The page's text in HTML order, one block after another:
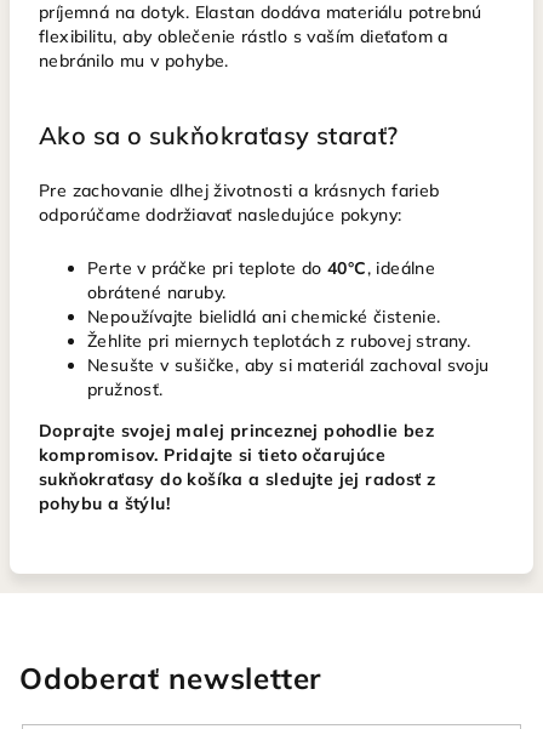
príjemná na dotyk. Elastan dodáva materiálu potrebnú
flexibilitu, aby oblečenie rástlo s vaším dieťaťom a
nebránilo mu v pohybe.
Ako sa o sukňokraťasy starať?
Pre zachovanie dlhej životnosti a krásnych farieb
odporúčame dodržiavať nasledujúce pokyny:
Perte v práčke pri teplote do 40°C, ideálne
obrátené naruby.
Nepoužívajte bielidlá ani chemické čistenie.
Žehlite pri miernych teplotách z rubovej strany.
Nesušte v sušičke, aby si materiál zachoval svoju
pružnosť.
Doprajte svojej malej princeznej pohodlie bez
kompromisov. Pridajte si tieto očarujúce
sukňokraťasy do košíka a sledujte jej radosť z
pohybu a štýlu!
Odoberať newsletter